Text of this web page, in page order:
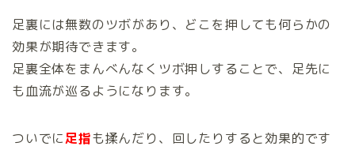
足裏には無数のツボがあり、どこを押しても何らかの
効果が期待できます。
足裏全体をまんべんなくツボ押しすることで、足先に
も血流が巡るようになります。
ついでに足指も揉んだり、回したりすると効果的です